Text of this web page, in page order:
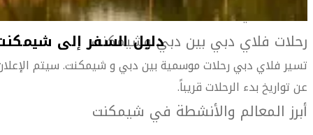
الحداثة الحالية.
رحلات فلاي دبي بين دبي وشيمكنت
تسير فلاي دبي رحلات موسمية بين دبي و شيمكنت. سيتم
عن تواريخ بدء الرحلات قريباً.
أبرز المعالم والأنشطة في شيمكنت